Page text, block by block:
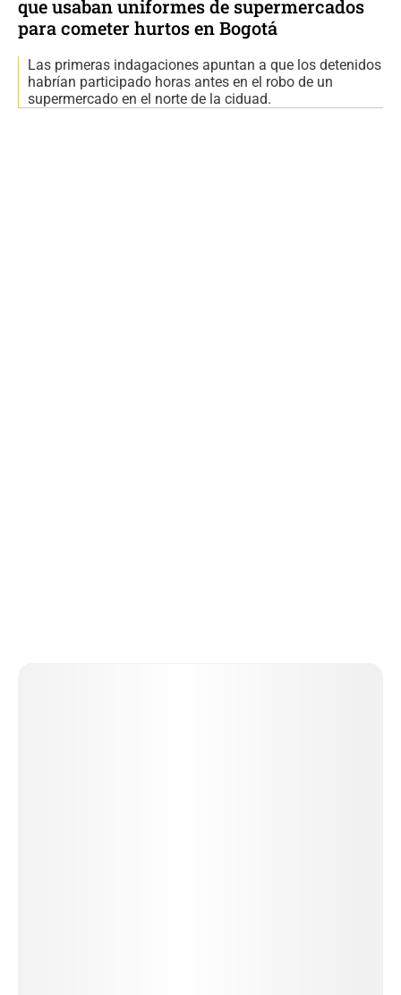
que usaban uniformes de supermercados
para cometer hurtos en Bogotá
Las primeras indagaciones apuntan a que los detenidos
habrían participado horas antes en el robo de un
supermercado en el norte de la ciduad.